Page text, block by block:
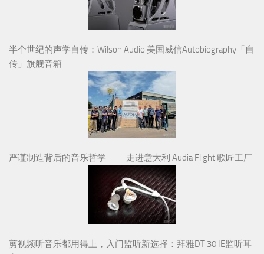
半个世纪的声学自传：Wilson Audio 美国威信Autobiography「自
传」旗舰音箱
严谨制造背后的音乐哲学——走进意大利 Audia Flight 歌匠工厂
剪视频听音乐都用得上，入门监听新选择：拜雅DT 30 IE监听耳